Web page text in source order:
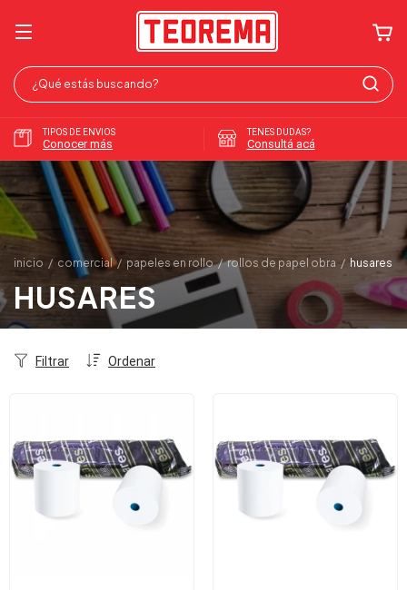
TIPOS DE ENVIOS
Conocer más
TENES DUDAS?
Consultá acá
inicio / comercial / papeles en rollo / rollos de papel obra / husares
HUSARES
Ordenar
Filtrar